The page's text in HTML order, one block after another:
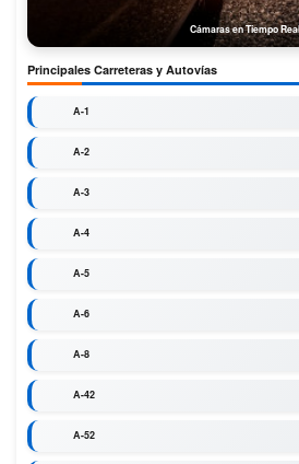
Cámaras en Tiempo Real
Principales Carreteras y Autovías
A-1
A-2
A-3
A-4
A-5
A-6
A-8
A-42
A-52